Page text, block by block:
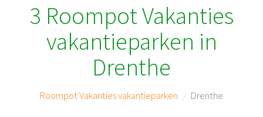
3 Roompot Vakanties
vakantieparken in
Drenthe
Roompot Vakanties vakantieparken Drenthe